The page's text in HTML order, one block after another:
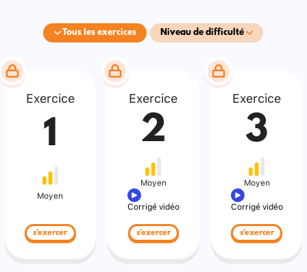
Tous les exercices Niveau de difficulté
Exercice
1
Moyen
s'exercer
Exercice
2
Moyen
Corrigé vidéo
s'exercer
Exercice
3
Moyen
Corrigé vidéo
s'exercer